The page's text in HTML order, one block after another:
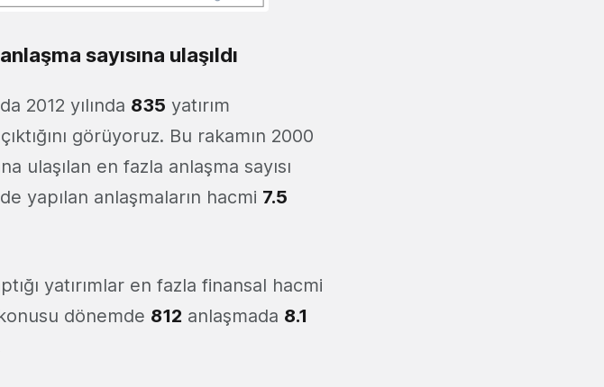
sayısına ulaşıldı
2012 yılında 835 yatırım
görüyoruz. Bu rakamın 2000
ulaşılan en fazla anlaşma sayısı
yapılan anlaşmaların hacmi 7.5
yatırımlar en fazla finansal hacmi
dönemde 812 anlaşmada 8.1